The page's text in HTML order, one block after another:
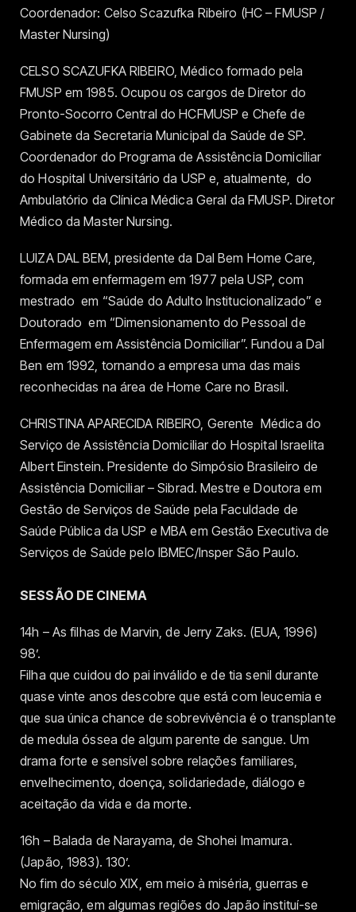
Coordenador: Celso Scazufka Ribeiro (HC – FMUSP /
Master Nursing)
CELSO SCAZUFKA RIBEIRO, Médico formado pela
FMUSP em 1985. Ocupou os cargos de Diretor do
Pronto-Socorro Central do HCFMUSP e Chefe de
Gabinete da Secretaria Municipal da Saúde de SP.
Coordenador do Programa de Assistência Domiciliar
do Hospital Universitário da USP e, atualmente, do
Ambulatório da Clínica Médica Geral da FMUSP. Diretor
Médico da Master Nursing.
LUIZA DAL BEM, presidente da Dal Bem Home Care,
formada em enfermagem em 1977 pela USP, com
mestrado em “Saúde do Adulto Institucionalizado” e
Doutorado em “Dimensionamento do Pessoal de
Enfermagem em Assistência Domiciliar”. Fundou a Dal
Ben em 1992, tornando a empresa uma das mais
reconhecidas na área de Home Care no Brasil.
CHRISTINA APARECIDA RIBEIRO, Gerente Médica do
Serviço de Assistência Domiciliar do Hospital Israelita
Albert Einstein. Presidente do Simpósio Brasileiro de
Assistência Domiciliar – Sibrad. Mestre e Doutora em
Gestão de Serviços de Saúde pela Faculdade de
Saúde Pública da USP e MBA em Gestão Executiva de
Serviços de Saúde pelo IBMEC/Insper São Paulo.
SESSÃO DE CINEMA
14h – As filhas de Marvin, de Jerry Zaks. (EUA, 1996)
98’.
Filha que cuidou do pai inválido e de tia senil durante
quase vinte anos descobre que está com leucemia e
que sua única chance de sobrevivência é o transplante
de medula óssea de algum parente de sangue. Um
drama forte e sensível sobre relações familiares,
envelhecimento, doença, solidariedade, diálogo e
aceitação da vida e da morte.
16h – Balada de Narayama, de Shohei Imamura.
(Japão, 1983). 130’.
No fim do século XIX, em meio à miséria, guerras e
emigração, em algumas regiões do Japão instituí-se